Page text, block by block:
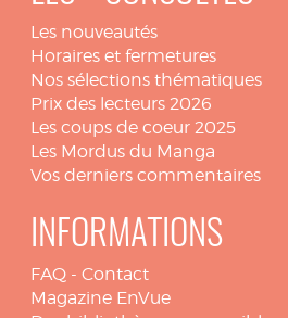
Les nouveautés
Horaires et fermetures
Nos sélections thématiques
Prix des lecteurs 2026
Les coups de coeur 2025
Les Mordus du Manga
Vos derniers commentaires
INFORMATIONS
FAQ - Contact
Magazine EnVue